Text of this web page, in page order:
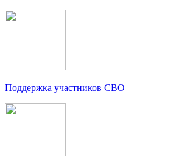
Поддержка участников СВО